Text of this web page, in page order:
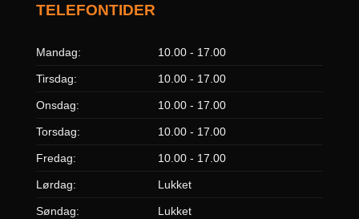
TELEFONTIDER
Mandag: 10.00 - 17.00
Tirsdag: 10.00 - 17.00
Onsdag: 10.00 - 17.00
Torsdag: 10.00 - 17.00
Fredag: 10.00 - 17.00
Lørdag: Lukket
Søndag: Lukket